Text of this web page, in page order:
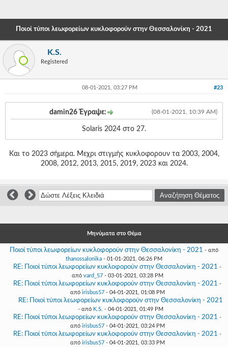
-
-
-
-
-
Γεια
σου,
Επισκέπτη!
Εγγραφή
Ποιοί τύποι λεωφορείων κυκλοφορούν στην Θεσσαλονίκη - 2021
K.S.
Registered
#23
08-01-2021, 03:27 PM
(08-01-2021, 10:39 AM)
damin26 Έγραψε:
Solaris 2024 στο 27.
Και το 2023 σήμερα. Μεχρι στιγμής κυκλοφορουν τα 2003, 2004,
2008, 2012, 2013, 2015, 2019, 2023 και 2024.
Μηνύματα στο Θέμα
Ποιοί τύποι λεωφορείων κυκλοφορούν στην Θεσσαλονίκη - 2021 - από
thanossalonika - 01-01-2021, 06:26 PM
RE: Ποιοί τύποι λεωφορείων κυκλοφορούν στην Θεσσαλονίκη - 2021 -
από vard_57- 03-01-2021, 03:28 PM
RE: Ποιοί τύποι λεωφορείων κυκλοφορούν στην Θεσσαλονίκη - 2021 -
από irisbus57- 04-01-2021, 01:08 PM
RE: Ποιοί τύποι λεωφορείων κυκλοφορούν στην Θεσσαλονίκη - 2021
- από K.S. - 04-01-2021, 01:49 PM
RE: Ποιοί τύποι λεωφορείων κυκλοφορούν στην Θεσσαλονίκη - 2021 -
από irisbus57- 04-01-2021, 03:24 PM
RE: Ποιοί τύποι λεωφορείων κυκλοφορούν στην Θεσσαλονίκη - 2021 -
από irisbus57- 04-01-2021, 03:33 PM